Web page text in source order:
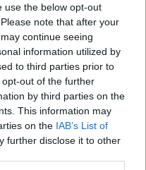
use the below opt-out
note that after your
continue seeing
information utilized by
to third parties prior to
out of the further
by third parties on the
This information may
on the IAB’s List of
further disclose it to other
a Balaton és
a magyarok
Dorottya
titka